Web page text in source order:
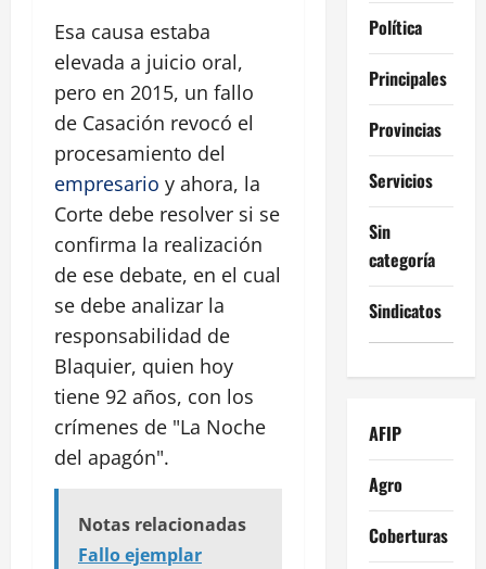
Esa causa estaba
elevada a juicio oral,
pero en 2015, un fallo
de Casación revocó el
procesamiento del
empresario y ahora, la
Corte debe resolver si se
confirma la realización
de ese debate, en el cual
se debe analizar la
responsabilidad de
Blaquier, quien hoy
tiene 92 años, con los
crímenes de "La Noche
del apagón".
Notas relacionadas
Fallo ejemplar
Política
Principales
Provincias
Servicios
Sin
categoría
Sindicatos
AFIP
Agro
Coberturas